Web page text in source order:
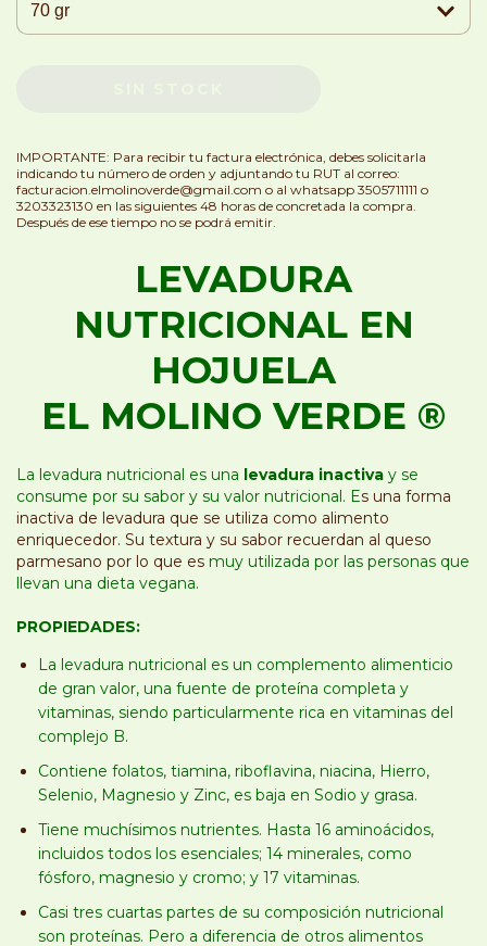
IMPORTANTE: Para recibir tu factura electrónica, debes solicitarla
indicando tu número de orden y adjuntando tu RUT al correo:
facturacion.elmolinoverde@gmail.com o al whatsapp 3505711111 o
3203323130 en las siguientes 48 horas de concretada la compra.
Después de ese tiempo no se podrá emitir.
LEVADURA
NUTRICIONAL EN
HOJUELA
EL MOLINO VERDE ®
La levadura nutricional es una levadura inactiva y se
consume por su sabor y su valor nutricional. Es una forma
inactiva de levadura que se utiliza como alimento
enriquecedor. Su textura y su sabor recuerdan al queso
parmesano por lo que es muy utilizada por las personas que
llevan una dieta vegana.
PROPIEDADES:
La levadura nutricional es un complemento alimenticio
de gran valor, una fuente de proteína completa y
vitaminas, siendo particularmente rica en vitaminas del
complejo B.
Contiene folatos, tiamina, riboflavina, niacina, Hierro,
Selenio, Magnesio y Zinc, es baja en Sodio y grasa.
Tiene muchísimos nutrientes. Hasta 16 aminoácidos,
incluidos todos los esenciales; 14 minerales, como
fósforo, magnesio y cromo; y 17 vitaminas.
Casi tres cuartas partes de su composición nutricional
son proteínas. Pero a diferencia de otros alimentos